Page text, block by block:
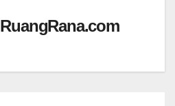
RuangRana.com